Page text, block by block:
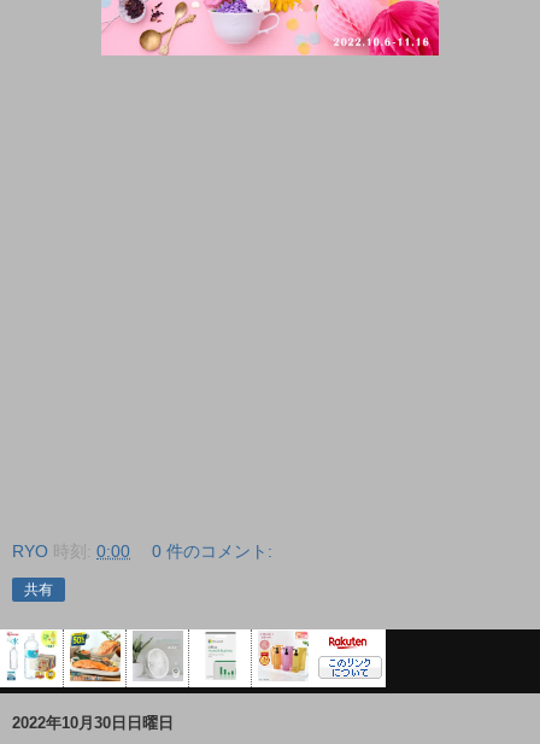
RYO 時刻: 0:00 0 件のコメント:
共有
2022年10月30日日曜日